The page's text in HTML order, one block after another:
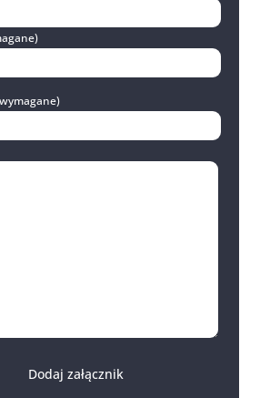
Dodaj załącznik